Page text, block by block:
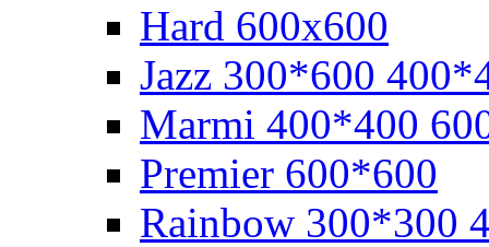
Hard 600x600
Jazz 300*600
Marmi 400*400
Premier 600*600
Rainbow 300*300